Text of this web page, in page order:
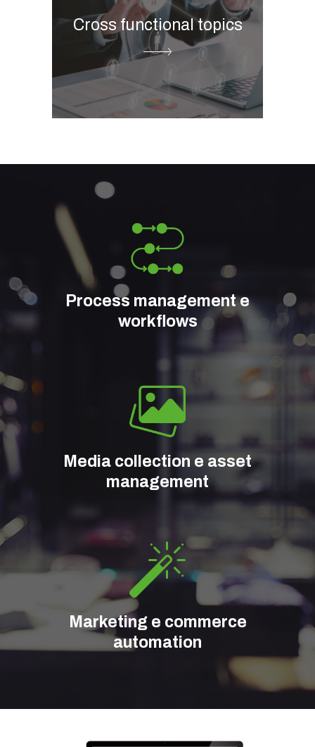
Cross functional topics
Advanced & Predictive
Analytics
Process management e
workflows
Media collection e asset
management
Marketing e commerce
automation